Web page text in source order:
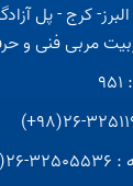
کرج - پل
مربی فنی و